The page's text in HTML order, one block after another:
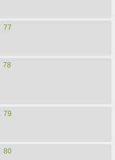
77
78
79
80